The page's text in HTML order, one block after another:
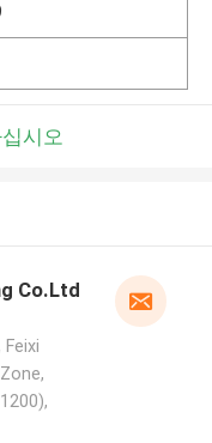
시오
Co.Ltd
Feixi